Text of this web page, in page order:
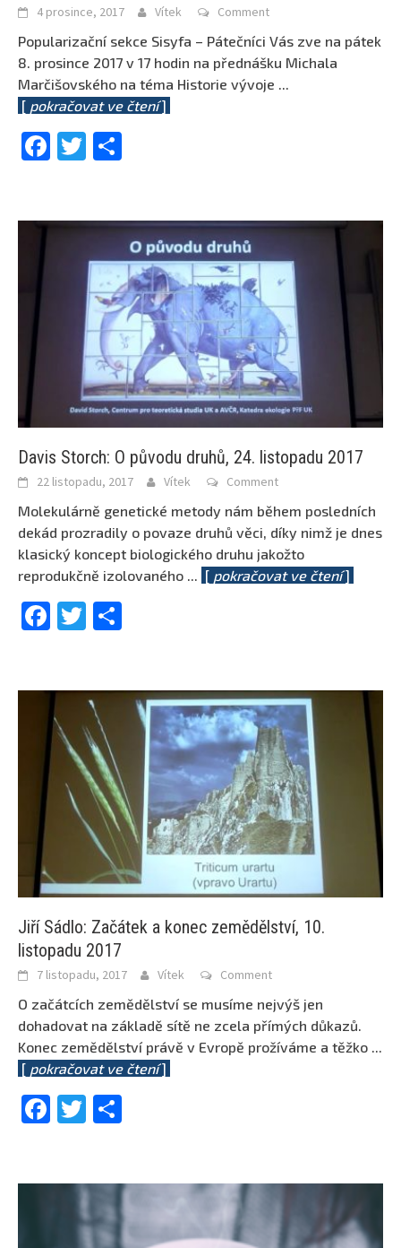
4 prosince, 2017 Vítek Comment
Popularizační sekce Sisyfa – Pátečníci Vás zve na pátek
8. prosince 2017 v 17 hodin na přednášku Michala
Marčišovského na téma Historie vývoje ...
[ pokračovat ve čtení]
Facebook
Twitter
Davis Storch: O původu druhů, 24. listopadu 2017
22 listopadu, 2017 Vítek Comment
Molekulárně genetické metody nám během posledních
dekád prozradily o povaze druhů věci, díky nimž je dnes
klasický koncept biologického druhu jakožto
reprodukčně izolovaného ... [ pokračovat ve čtení]
Facebook
Twitter
Jiří Sádlo: Začátek a konec zemědělství, 10.
listopadu 2017
7 listopadu, 2017 Vítek Comment
O začátcích zemědělství se musíme nejvýš jen
dohadovat na základě sítě ne zcela přímých důkazů.
Konec zemědělství právě v Evropě prožíváme a těžko ...
[ pokračovat ve čtení]
Facebook
Twitter